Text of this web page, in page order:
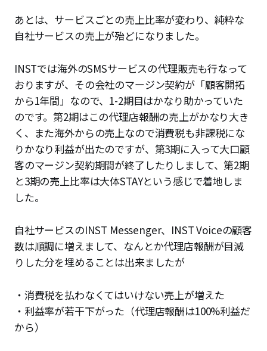
あとは、サービスごとの売上比率が変わり、純粋な
自社サービスの売上が殆どになりました。
INSTでは海外のSMSサービスの代理販売も行なって
おりますが、その会社のマージン契約が「顧客開拓
から1年間」なので、1-2期目はかなり助かっていた
のです。第2期はこの代理店報酬の売上がかなり大き
く、また海外からの売上なので消費税も非課税にな
りかなり利益が出たのですが、第3期に入って大口顧
客のマージン契約期間が終了したりしまして、第2期
と3期の売上比率は大体STAYという感じで着地しま
した。
自社サービスのINST Messenger、INST Voiceの顧客
数は順調に増えまして、なんとか代理店報酬が目減
りした分を埋めることは出来ましたが
・消費税を払わなくてはいけない売上が増えた
・利益率が若干下がった（代理店報酬は100%利益だ
から）